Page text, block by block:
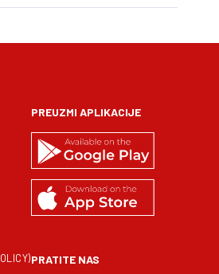
PREUZMI APLIKACIJE
PRATITE NAS